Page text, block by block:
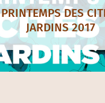
PRINTEMPS DES
JARDINS 2017